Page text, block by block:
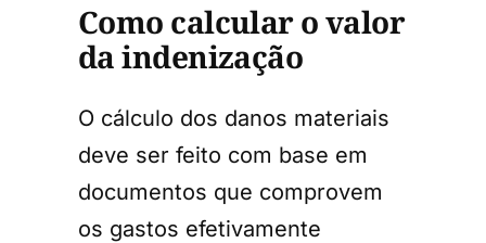
Como calcular o valor
da indenização
O cálculo dos danos materiais
deve ser feito com base em
documentos que comprovem
os gastos efetivamente